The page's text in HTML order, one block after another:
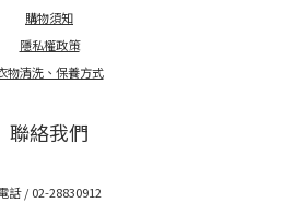
購物須知
隱私權政策
物清洗、保養方式
聯絡我們
話 / 02-28830912